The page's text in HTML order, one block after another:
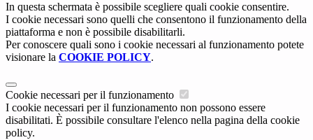
In questa schermata è possibile scegliere quali cookie consentire.
I cookie necessari sono quelli che consentono il funzionamento della
piattaforma e non è possibile disabilitarli.
Per conoscere quali sono i cookie necessari al funzionamento potete
visionare la COOKIE POLICY.
Cookie necessari per il funzionamento
I cookie necessari per il funzionamento non possono essere
disabilitati. È possibile consultare l'elenco nella pagina della cookie
policy.